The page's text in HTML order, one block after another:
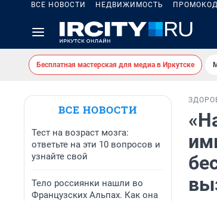
ВСЕ НОВОСТИ НЕДВИЖИМОСТЬ
Бесплатная мастерская для медиа в Иркутске
ВСЕ НОВОСТИ
Тест на возраст мозга:
ответьте на эти 10 вопросов и
узнайте свой
Тело россиянки нашли во
Французских Альпах. Как она